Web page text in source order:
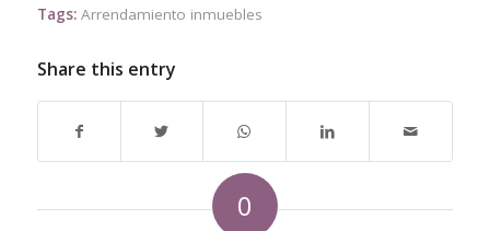
Tags: Arrendamiento inmuebles
Share this entry
0